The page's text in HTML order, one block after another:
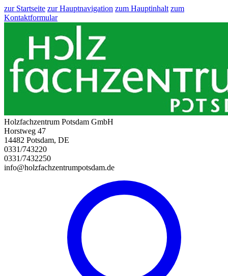
zur Startseite zur Hauptnavigation zum Hauptinhalt zum
Kontaktformular
Holzfachzentrum Potsdam GmbH
Horstweg 47
14482 Potsdam, DE
0331/743220
0331/7432250
info@holzfachzentrumpotsdam.de